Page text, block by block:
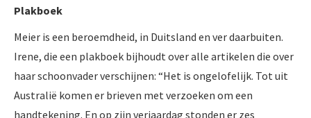
Plakboek
Meier is een beroemdheid, in Duitsland en ver daarbuiten.
Irene, die een plakboek bijhoudt over alle artikelen die over
haar schoonvader verschijnen: “Het is ongelofelijk. Tot uit
Australië komen er brieven met verzoeken om een
handtekening. En op zijn verjaardag stonden er zes